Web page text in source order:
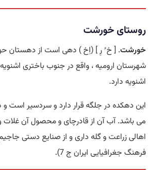
روستای خورشت
خورشت. [ خ ُ رِ ] (اِخ ) دهی است از دهستان
شهرستان ارومیه ، واقع در جنوب باختری اشنویه.
اشنویه دارد.
می باشد. آب آن از قادرچای و محصول آن
اهالی زراعت و گله داری و از صنایع دستی
فرهنگ جغرافیایی ایران ج 7).